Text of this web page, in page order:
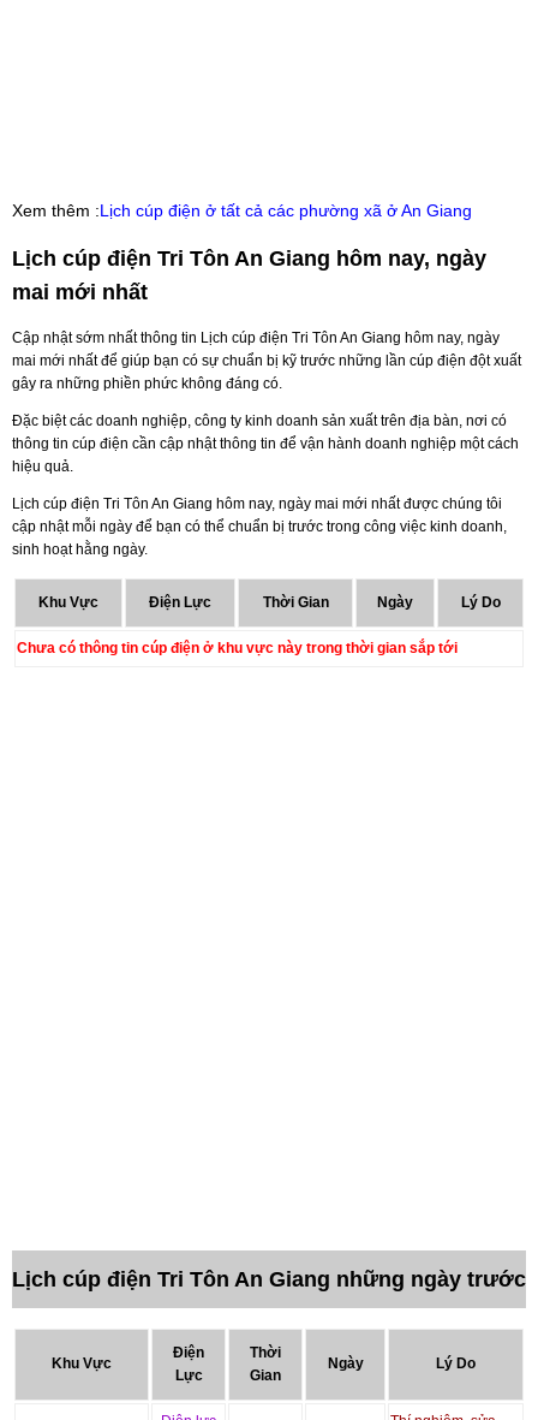
Xem thêm :Lịch cúp điện ở tất cả các phường xã ở An Giang
Lịch cúp điện Tri Tôn An Giang hôm nay, ngày
mai mới nhất
Cập nhật sớm nhất thông tin Lịch cúp điện Tri Tôn An Giang hôm nay, ngày
mai mới nhất để giúp bạn có sự chuẩn bị kỹ trước những lần cúp điện đột xuất
gây ra những phiền phức không đáng có.
Đặc biệt các doanh nghiệp, công ty kinh doanh sản xuất trên địa bàn, nơi có
thông tin cúp điện cần cập nhật thông tin để vận hành doanh nghiệp một cách
hiệu quả.
Lịch cúp điện Tri Tôn An Giang hôm nay, ngày mai mới nhất được chúng tôi
cập nhật mỗi ngày để bạn có thể chuẩn bị trước trong công việc kinh doanh,
sinh hoạt hằng ngày.
Khu Vực Điện Lực Thời Gian Ngày Lý Do
Chưa có thông tin cúp điện ở khu vực này trong thời gian sắp tới
Lịch cúp điện Tri Tôn An Giang những ngày trước
Khu Vực
Điện
Lực
Thời
Gian
Ngày Lý Do